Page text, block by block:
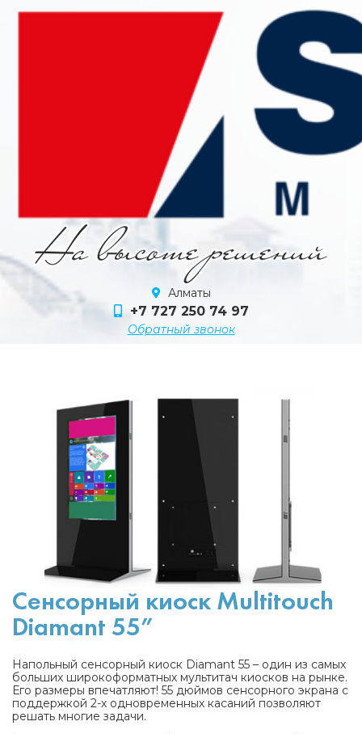
Алматы
+7 727 250 74 97
Обратный звонок
Сенсорный киоск Multitouch
Diamant 55”
Напольный сенсорный киоск Diamant 55 – один из самых
больших широкоформатных мультитач киосков на рынке.
Его размеры впечатляют! 55 дюймов сенсорного экрана с
поддержкой 2-х одновременных касаний позволяют
решать многие задачи.